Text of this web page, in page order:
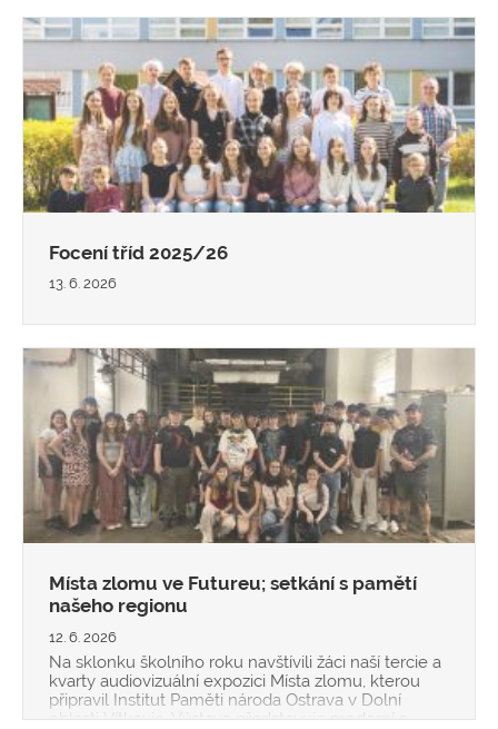
Focení tříd 2025/26
13. 6. 2026
Místa zlomu ve Futureu; setkání s pamětí
našeho regionu
12. 6. 2026
Na sklonku školního roku navštívili žáci naší tercie a
kvarty audiovizuální expozici Místa zlomu, kterou
připravil Institut Paměti národa Ostrava v Dolní
oblasti Vítkovic. Výstava představuje moderní a